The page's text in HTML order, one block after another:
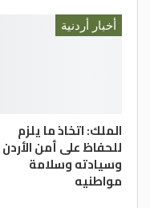
أخبار أردنية
الملك: اتخاذ ما يلزم
للحفاظ على أمن الأردن
وسيادته وسلامة
مواطنيه